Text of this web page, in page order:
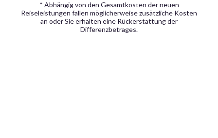
* Abhängig von den Gesamtkosten der neuen
Reiseleistungen fallen möglicherweise zusätzliche Kosten
an oder Sie erhalten eine Rückerstattung der
Differenzbetrages.